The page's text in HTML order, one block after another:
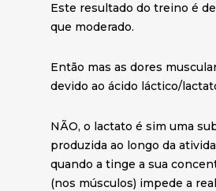
Este resultado do treino é
que moderado.
Então mas as dores
devido ao ácido láctico/
NÃO, o lactato é sim uma
produzida ao longo da
quando a tinge a sua
(nos músculos) impede a